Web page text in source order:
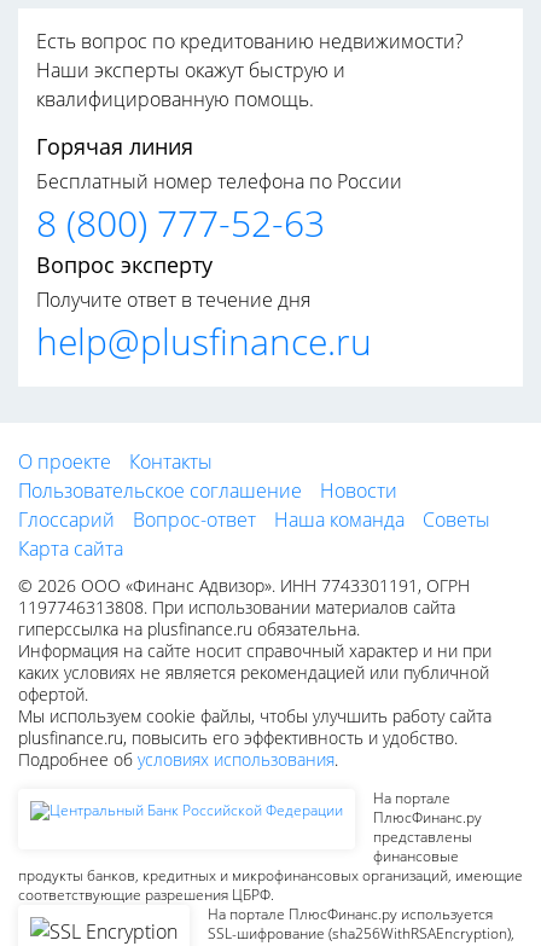
Есть вопрос по кредитованию недвижимости?
Наши эксперты окажут быструю и
квалифицированную помощь.
Горячая линия
Бесплатный номер телефона по России
8 (800) 777-52-63
Вопрос эксперту
Получите ответ в течение дня
help@plusfinance.ru
О проекте
Контакты
Пользовательское соглашение
Новости
Глоссарий
Вопрос-ответ Наша команда
Советы
Карта сайта
© 2026 ООО «Финанс Адвизор». ИНН 7743301191, ОГРН
1197746313808. При использовании материалов сайта
гиперссылка на plusfinance.ru обязательна.
Информация на сайте носит справочный характер и ни при
каких условиях не является рекомендацией или публичной
офертой.
Мы используем cookie файлы, чтобы улучшить работу сайта
plusfinance.ru, повысить его эффективность и удобство.
Подробнее об условиях использования.
На портале
ПлюсФинанс.ру
представлены
финансовые
продукты банков, кредитных и микрофинансовых организаций, имеющие
соответствующие разрешения ЦБРФ.
На портале ПлюсФинанс.ру используется
SSL-шифрование (sha256WithRSAEncryption),